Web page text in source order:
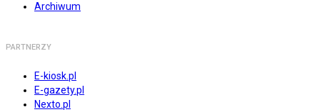
Archiwum
PARTNERZY
E-kiosk.pl
E-gazety.pl
Nexto.pl